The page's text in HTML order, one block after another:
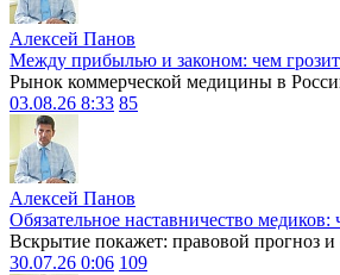
Алексей Панов
Между прибылью и законом: чем грозит
Рынок коммерческой медицины в
03.08.26 8:33 85
Алексей Панов
Обязательное наставничество
Вскрытие покажет: правовой прогноз
30.07.26 0:06 109